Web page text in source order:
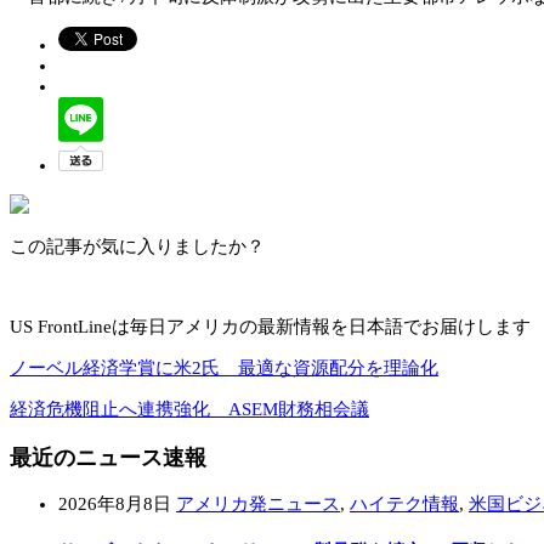
この記事が気に入りましたか？
US FrontLineは毎日アメリカの最新情報を日本語でお届けします
ノーベル経済学賞に米2氏 最適な資源配分を理論化
経済危機阻止へ連携強化 ASEM財務相会議
最近のニュース速報
2026年8月8日 アメリカ発ニュース, ハイテク情報, 米国ビ